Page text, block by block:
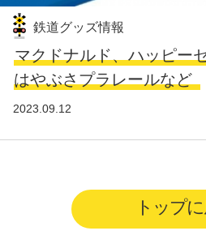
鉄道グッズ情報
マクドナルド、ハッピー
はやぶさプラレールなど
2023.09.12
トップ